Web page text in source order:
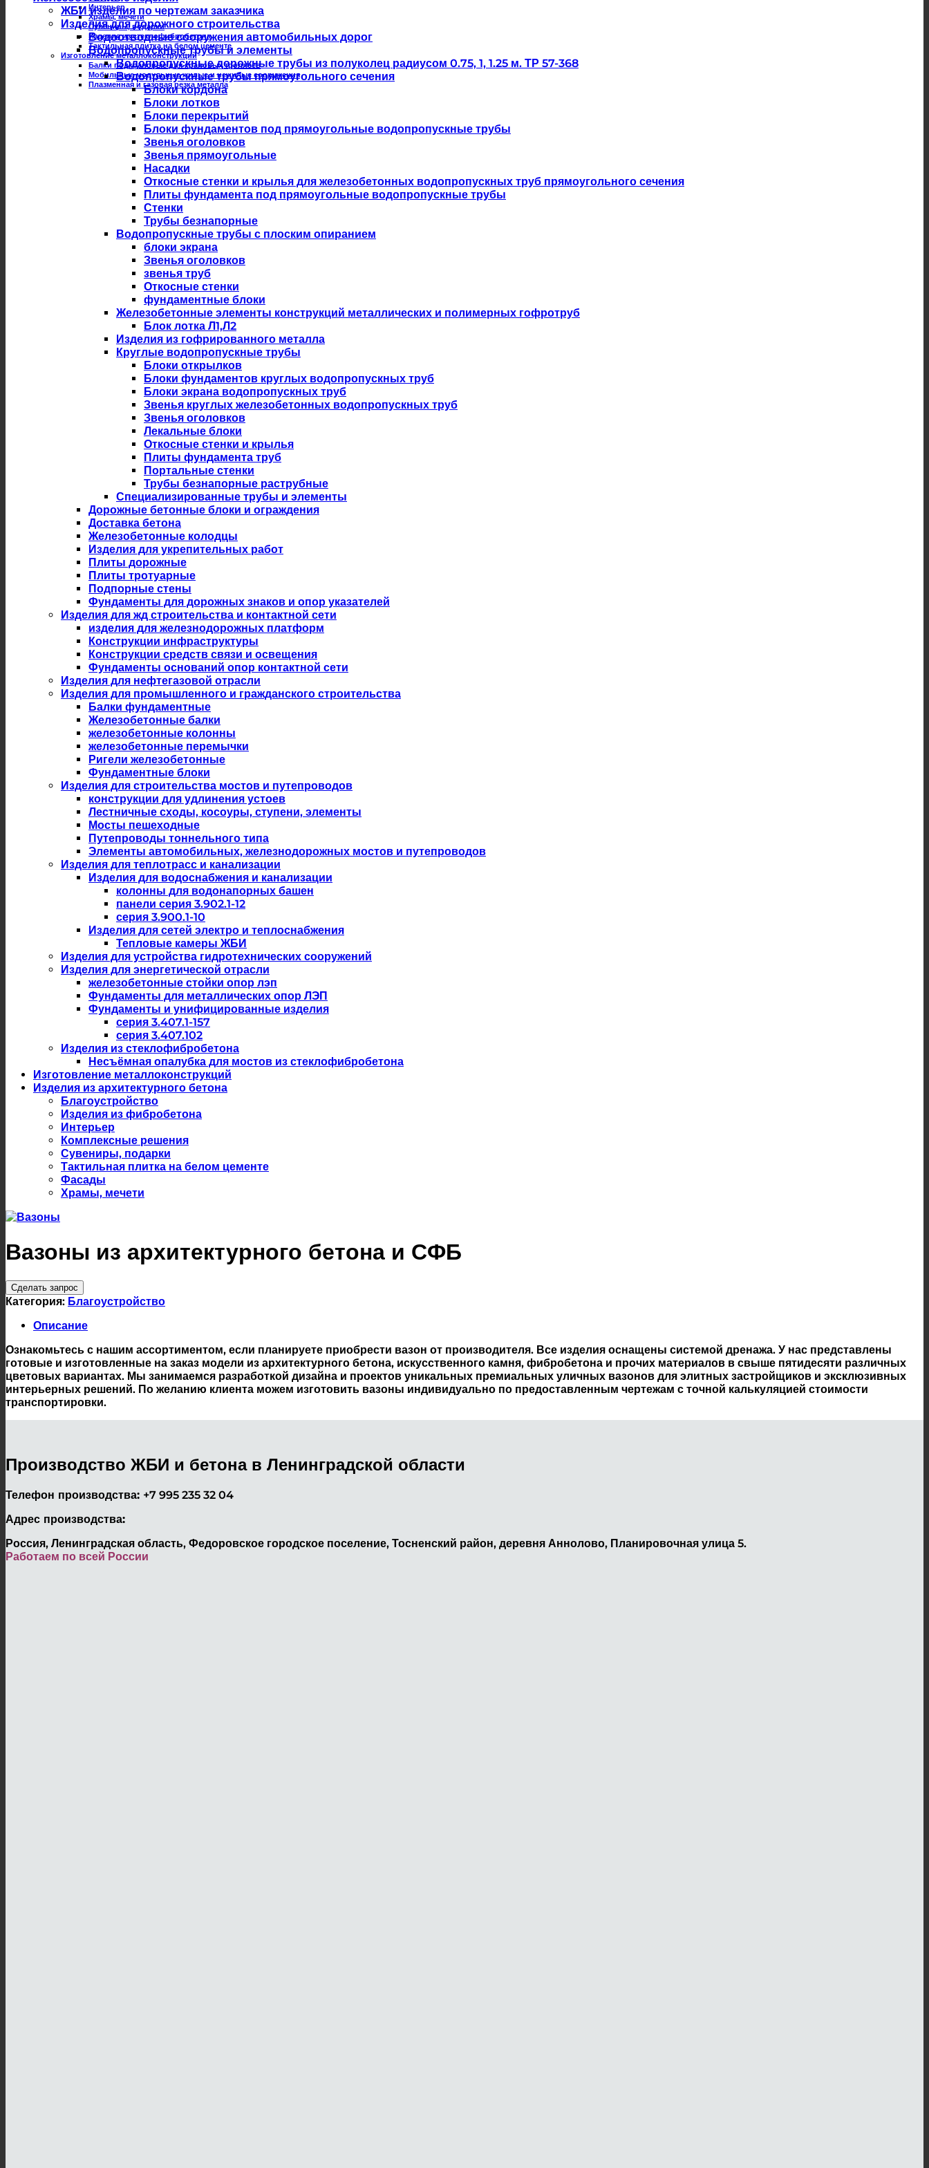
Интерьер
Храмы, мечети
Сувениры, подарки
Изделия из стеклофибробетона
Тактильная плитка на белом цементе
Изготовление металлоконструкций
Балки подкрановые для крановых троллеев
Мобильные модульные жилые и нежилые сооружения
Плазменная и газовая резка металла
ЖБИ изделия по чертежам заказчика
Изделия для дорожного строительства
Водоотводные сооружения автомобильных дорог
Водопропускные трубы и элементы
Водопропускные дорожные трубы из полуколец радиусом 0.75, 1, 1.25 м. ТР 57-368
Водопропускные трубы прямоугольного сечения
Блоки кордона
Блоки лотков
Блоки перекрытий
Блоки фундаментов под прямоугольные водопропускные трубы
Звенья оголовков
Звенья прямоугольные
Насадки
Откосные стенки и крылья для железобетонных водопропускных труб прямоугольного сечения
Плиты фундамента под прямоугольные водопропускные трубы
Стенки
Трубы безнапорные
Водопропускные трубы с плоским опиранием
блоки экрана
Звенья оголовков
звенья труб
Откосные стенки
фундаментные блоки
Железобетонные элементы конструкций металлических и полимерных гофротруб
Блок лотка Л1,Л2
Изделия из гофрированного металла
Круглые водопропускные трубы
Блоки открылков
Блоки фундаментов круглых водопропускных труб
Блоки экрана водопропускных труб
Звенья круглых железобетонных водопропускных труб
Звенья оголовков
Лекальные блоки
Откосные стенки и крылья
Плиты фундамента труб
Портальные стенки
Трубы безнапорные раструбные
Специализированные трубы и элементы
Дорожные бетонные блоки и ограждения
Доставка бетона
Железобетонные колодцы
Изделия для укрепительных работ
Плиты дорожные
Плиты тротуарные
Подпорные стены
Фундаменты для дорожных знаков и опор указателей
Изделия для жд строительства и контактной сети
изделия для железнодорожных платформ
Конструкции инфраструктуры
Конструкции средств связи и освещения
Фундаменты оснований опор контактной сети
Изделия для нефтегазовой отрасли
Изделия для промышленного и гражданского строительства
Балки фундаментные
Железобетонные балки
железобетонные колонны
железобетонные перемычки
Ригели железобетонные
Фундаментные блоки
Изделия для строительства мостов и путепроводов
конструкции для удлинения устоев
Лестничные сходы, косоуры, ступени, элементы
Мосты пешеходные
Путепроводы тоннельного типа
Элементы автомобильных, железнодорожных мостов и путепроводов
Изделия для теплотрасс и канализации
Изделия для водоснабжения и канализации
колонны для водонапорных башен
панели серия 3.902.1-12
серия 3.900.1-10
Изделия для сетей электро и теплоснабжения
Тепловые камеры ЖБИ
Изделия для устройства гидротехнических сооружений
Изделия для энергетической отрасли
железобетонные стойки опор лэп
Фундаменты для металлических опор ЛЭП
Фундаменты и унифицированные изделия
серия 3.407.1-157
серия 3.407.102
Изделия из стеклофибробетона
Несъёмная опалубка для мостов из стеклофибробетона
Изготовление металлоконструкций
Изделия из архитектурного бетона
Благоустройство
Изделия из фибробетона
Интерьер
Комплексные решения
Сувениры, подарки
Тактильная плитка на белом цементе
Фасады
Храмы, мечети
Вазоны из архитектурного бетона и СФБ
Сделать запрос
Категория: Благоустройство
Описание
Ознакомьтесь с нашим ассортиментом, если планируете приобрести вазон от производителя. Все изделия оснащены системой дренажа. У нас представлены
готовые и изготовленные на заказ модели из архитектурного бетона, искусственного камня, фибробетона и прочих материалов в свыше пятидесяти различных
цветовых вариантах. Мы занимаемся разработкой дизайна и проектов уникальных премиальных уличных вазонов для элитных застройщиков и эксклюзивных
интерьерных решений. По желанию клиента можем изготовить вазоны индивидуально по предоставленным чертежам с точной калькуляцией стоимости
транспортировки.
Производство ЖБИ и бетона в Ленинградской области
Телефон производства: +7 995 235 32 04
Адрес производства:
Россия, Ленинградская область, Федоровское городское поселение, Тосненский район, деревня Аннолово, Планировочная улица 5.
Работаем по всей России